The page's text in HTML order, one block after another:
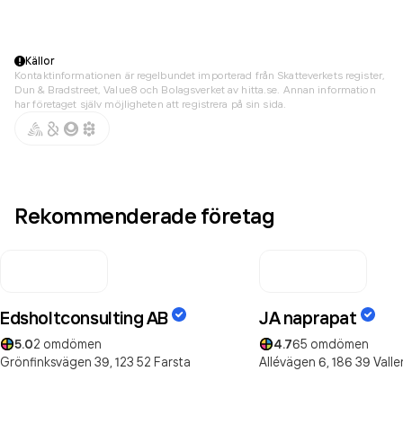
Källor
Kontaktinformationen är regelbundet importerad från Skatteverkets register,
Dun & Bradstreet, Value8 och Bolagsverket av hitta.se. Annan information
har företaget själv möjligheten att registrera på sin sida.
Rekommenderade företag
Edsholtconsulting AB
5.02 omdömen
Grönfinksvägen 39, 123 52 Farsta
JA naprapat
4.765 omdömen
Allévägen 6, 186 39